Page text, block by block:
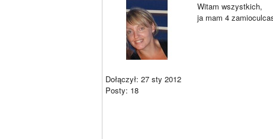
Dołączył: 27 sty 2012
Posty: 18
Witam wszystkich,
ja mam 4